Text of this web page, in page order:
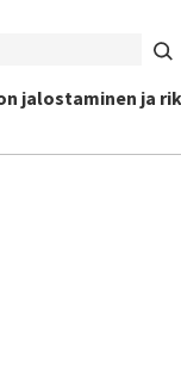
jalostaminen ja